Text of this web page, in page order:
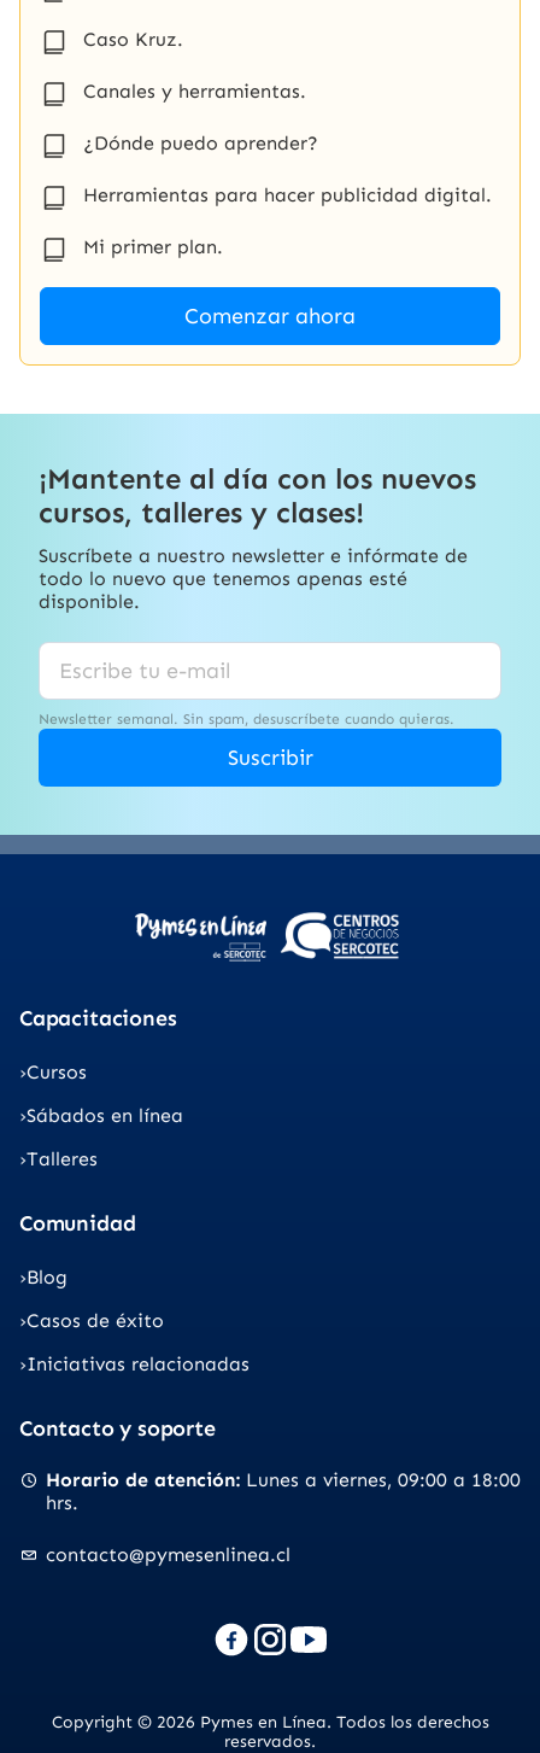
Caso Kruz.
Canales y herramientas.
¿Dónde puedo aprender?
Herramientas para hacer publicidad digital.
Mi primer plan.
Comenzar ahora
¡Mantente al día con los nuevos
cursos, talleres y clases!
Suscríbete a nuestro newsletter e infórmate de
todo lo nuevo que tenemos apenas esté
disponible.
Newsletter semanal. Sin spam, desuscríbete cuando quieras.
Suscribir
Capacitaciones
Cursos
Sábados en línea
Talleres
Comunidad
Blog
Casos de éxito
Iniciativas relacionadas
Contacto y soporte
Horario de atención Lunes a viernes 09:00 a 18:00
hrs.
contacto@pymesenlinea.cl
Copyright © 2026 Pymes en Línea. Todos los derechos
reservados.